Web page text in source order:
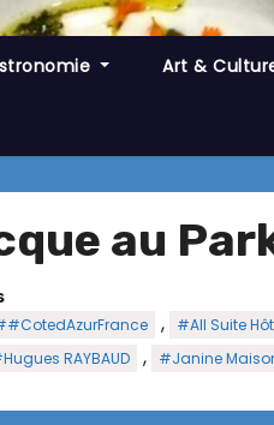
Art &
au
, #All Suite
RAYBAUD , #Janine